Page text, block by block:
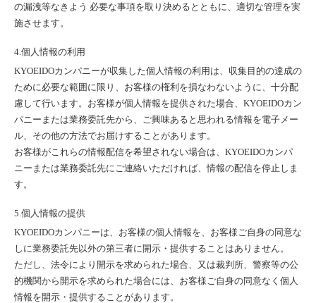
の漏洩等なきよう 必要な事項を取り決めるとともに、適切な管理を実
施させます。
4.個人情報の利用
KYOEIDOカンパニーが収集した個人情報の利用は、収集目的の達成の
ために必要な範囲に限り、お客様の権利を損なわないように、十分配
慮して行います。お客様が個人情報を提供された場合、KYOEIDOカン
パニーまたは業務委託先から、ご興味あると思われる情報を電子メー
ル、その他の方法でお届けすることがあります。
お客様がこれらの情報配信を希望されない場合は、KYOEIDOカンパ
ニーまたは業務委託先にご連絡いただければ、情報の配信を停止しま
す。
5.個人情報の提供
KYOEIDOカンパニーは、お客様の個人情報を、お客様ご自身の同意な
しに業務委託先以外の第三者に開示・提供することはありません。
ただし、法令により開示を求められた場合、又は裁判所、警察等の公
的機関から開示を求められた場合には、お客様ご自身の同意なく個人
情報を開示・提供することがあります。